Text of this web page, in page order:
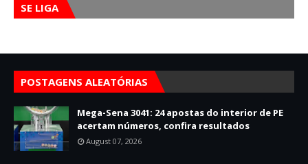
SE LIGA
POSTAGENS ALEATÓRIAS
Mega-Sena 3041: 24 apostas do interior de PE
acertam números, confira resultados
August 07, 2026